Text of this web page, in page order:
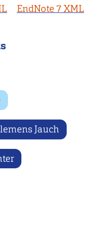
EndNote 7 XML
Jauch